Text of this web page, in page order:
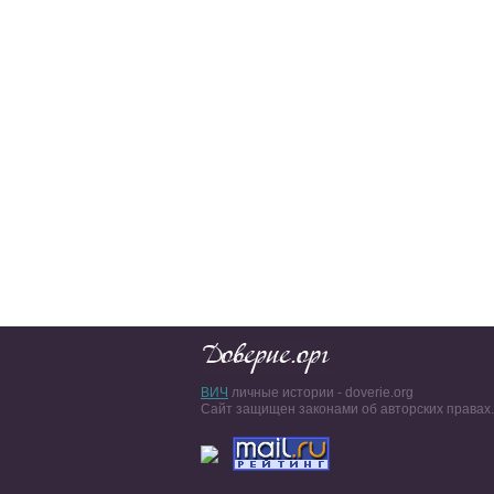
ВИЧ личные истории - doverie.org
Сайт защищен законами об авторских